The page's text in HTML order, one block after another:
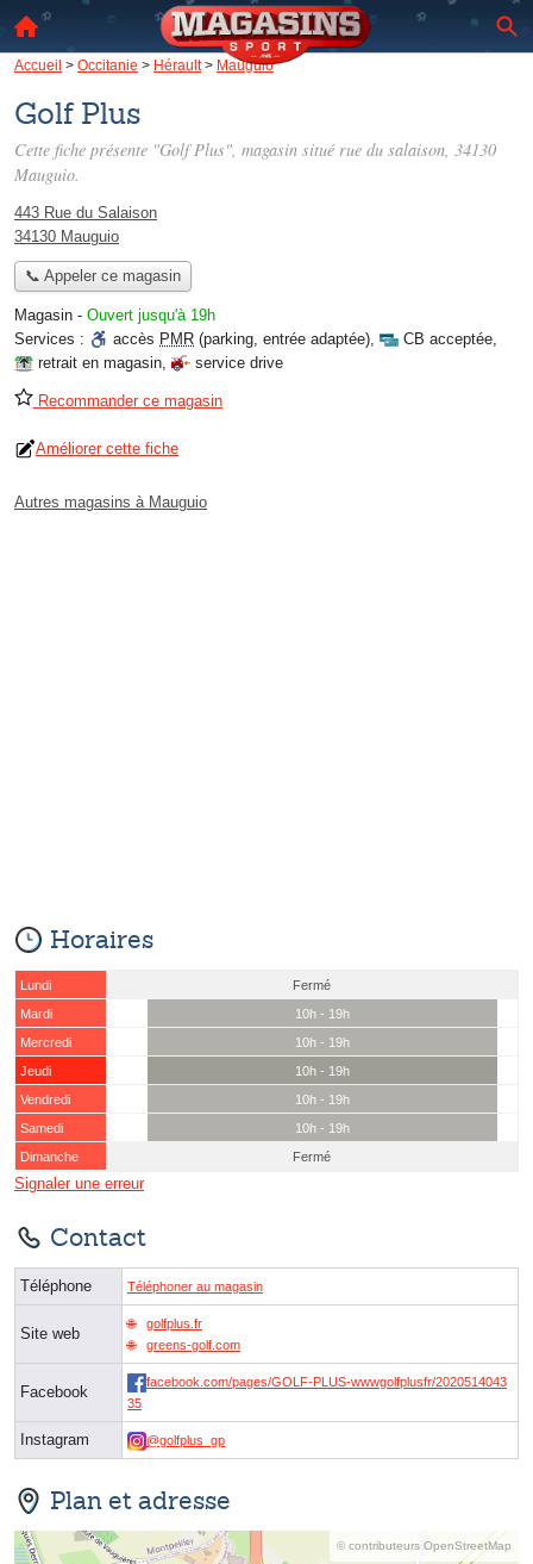
Accueil > Occitanie > Hérault> Mauguio
Golf Plus
Cette fiche présente "Golf Plus", magasin situé rue du salaison, 34130
Mauguio.
443 Rue du Salaison
34130 Mauguio
📞 Appeler ce magasin
Magasin - Ouvert jusqu'à 19h
Services :
accès PMR (parking, entrée adaptée), CB acceptée,
retrait en magasin, service drive
Recommander ce magasin
Améliorer cette fiche
Autres magasins à Mauguio
Horaires
Lundi
Fermé
Mardi
10h - 19h
Mercredi
10h - 19h
Jeudi
10h - 19h
Vendredi
10h - 19h
Samedi
10h - 19h
Dimanche
Fermé
Signaler une erreur
Contact
Téléphone Téléphoner au magasin
Site web
golfplus.fr
greens-golf.com
Facebook
facebook.com/pages/GOLF-PLUS-wwwgolfplusfr/2020514043
35
Instagram @golfplus_gp
Plan et adresse
© contributeurs OpenStreetMap